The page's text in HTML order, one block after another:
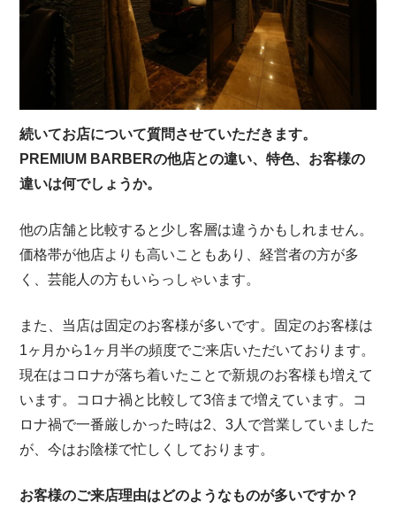
続いてお店について質問させていただきます。
PREMIUM BARBERの他店との違い、特色、お客様の
違いは何でしょうか。
他の店舗と比較すると少し客層は違うかもしれません。
価格帯が他店よりも高いこともあり、経営者の方が多
く、芸能人の方もいらっしゃいます。
また、当店は固定のお客様が多いです。固定のお客様は
1ヶ月から1ヶ月半の頻度でご来店いただいております。
現在はコロナが落ち着いたことで新規のお客様も増えて
います。コロナ禍と比較して3倍まで増えています。コ
ロナ禍で一番厳しかった時は2、3人で営業していました
が、今はお陰様で忙しくしております。
お客様のご来店理由はどのようなものが多いですか？